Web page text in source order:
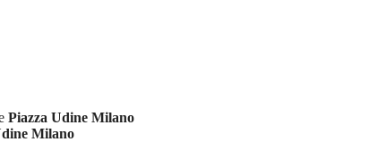
Piazza Udine Milano
Milano